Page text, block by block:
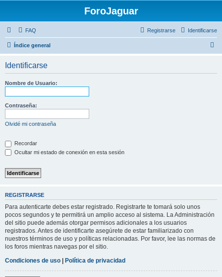
ForoJaguar
FAQ Identificarse
Registrarse
Índice general
Identificarse
Nombre de Usuario:
Contraseña:
Olvidé mi contraseña
Recordar
Ocultar mi estado de conexión en esta sesión
REGISTRARSE
Para autenticarte debes estar registrado. Registrarte te tomará solo unos
pocos segundos y te permitirá un amplio acceso al sistema. La Administración
del sitio puede además otorgar permisos adicionales a los usuarios
registrados. Antes de identificarte asegúrete de estar familiarizado con
nuestros términos de uso y políticas relacionadas. Por favor, lee las normas de
los foros mientras navegas por el sitio.
Condiciones de uso | Política de privacidad